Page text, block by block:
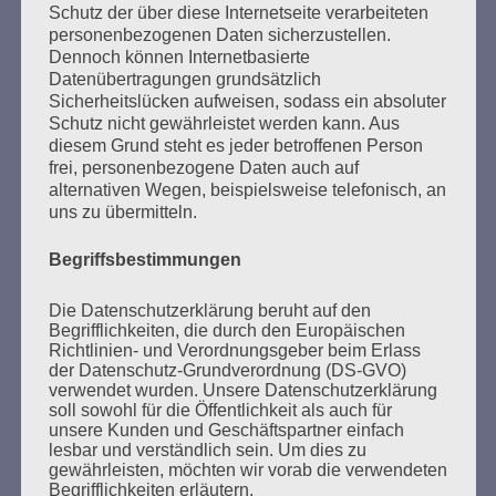
SUCHEN
NACH:
MARATHONLESUNG AUS DEN
VERBRANNTEN BÜCHERN
Schutz der über diese Internetseite verarbeiteten
personenbezogenen Daten sicherzustellen.
Dennoch können Internetbasierte
Datenübertragungen grundsätzlich
Sicherheitslücken aufweisen, sodass ein absoluter
Schutz nicht gewährleistet werden kann. Aus
diesem Grund steht es jeder betroffenen Person
frei, personenbezogene Daten auch auf
alternativen Wegen, beispielsweise telefonisch, an
uns zu übermitteln.
Begriffsbestimmungen
Die Datenschutzerklärung beruht auf den
Begrifflichkeiten, die durch den Europäischen
Richtlinien- und Verordnungsgeber beim Erlass
der Datenschutz-Grundverordnung (DS-GVO)
verwendet wurden. Unsere Datenschutzerklärung
soll sowohl für die Öffentlichkeit als auch für
unsere Kunden und Geschäftspartner einfach
lesbar und verständlich sein. Um dies zu
gewährleisten, möchten wir vorab die verwendeten
Begrifflichkeiten erläutern.